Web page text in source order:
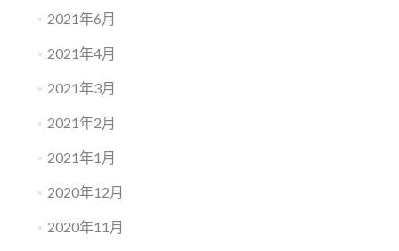
2021年6月
2021年4月
2021年3月
2021年2月
2021年1月
2020年12月
2020年11月